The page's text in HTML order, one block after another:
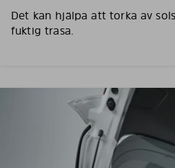
Det kan hjälpa att torka av
fuktig trasa.